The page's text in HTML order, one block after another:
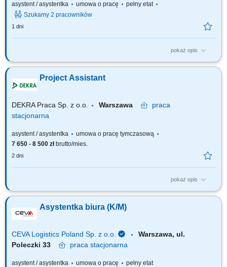
asystent / asystentka umowa o pracę
pełny etat
Szukamy 2 pracowników
1 dni
pokaż opis
Izba Finansowa sprawuje nadzór nad orzecznictwem wojewódzkich
świadczeń pieniężnych, do których mają zastosowanie przepisy
podatkowe oraz o egzekucji świadczeń pieniężnych. W Izbie Finansowej
Project Assistant
DEKRA Praca Sp. z o.o. Warszawa
praca
stacjonarna
asystent / asystentka
umowa o pracę tymczasową
7 650 - 8 500 złbrutto/mies.
2 dni
pokaż opis
Responsibilities: Supporting teams in the coordination and management
notes, letters, reports and following up on related actions; Preparing and
monitoring financial commitments, invoices, payment records and bank
Asystentka biura (K/M)
CEVA Logistics Poland Sp. z o.o.
Warszawa, ul.
Poleczki 33
praca stacjonarna
asystent / asystentka umowa o pracę pełny etat